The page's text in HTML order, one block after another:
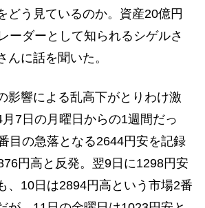
どう見ているのか。資産20億円
ーダーとして知られるシゲルさ
んに話を聞いた。
影響による乱高下がとりわけ激
7日の月曜日からの1週間だっ
目の急落となる2644円安を記録
円高と反発。翌9日に1298円安
、10日は2894円高という市場2番